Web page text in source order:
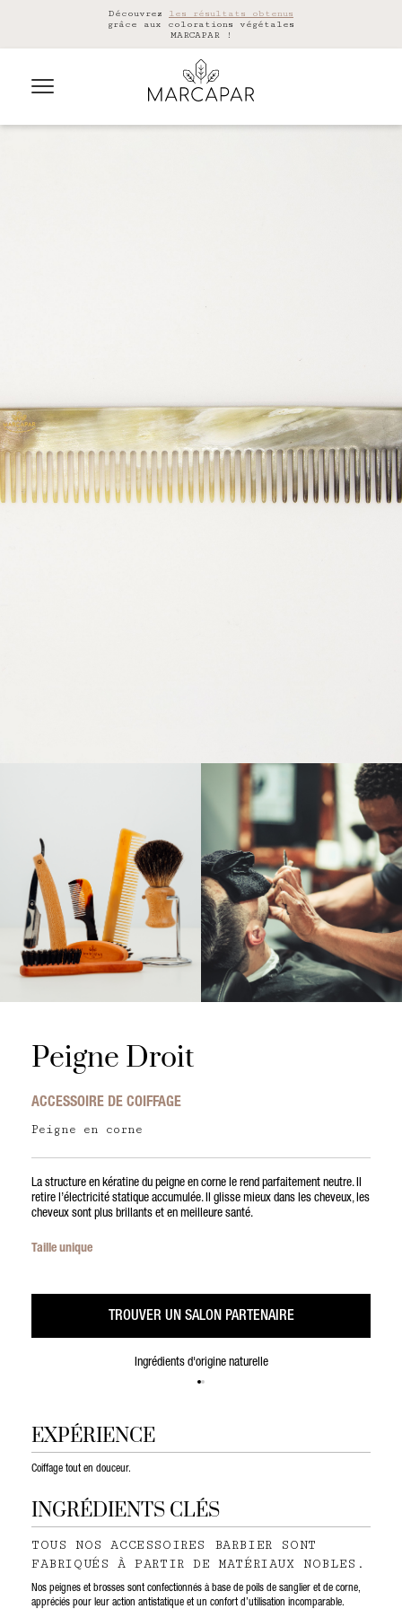
Découvrez les résultats obtenus
grâce aux colorations végétales
MARCAPAR !
Peigne Droit
ACCESSOIRE DE COIFFAGE
Peigne en corne
La structure en kératine du peigne en corne le rend parfaitement neutre. Il
retire l’électricité statique accumulée. Il glisse mieux dans les cheveux, les
cheveux sont plus brillants et en meilleure santé.
Taille unique
TROUVER UN SALON PARTENAIRE
Ingrédients d'origine naturelle
EXPÉRIENCE
Coiffage tout en douceur.
INGRÉDIENTS CLÉS
TOUS NOS ACCESSOIRES BARBIER SONT
FABRIQUÉS À PARTIR DE MATÉRIAUX NOBLES.
Nos peignes et brosses sont confectionnés à base de poils de sanglier et de corne,
appréciés pour leur action antistatique et un confort d’utilisation incomparable.